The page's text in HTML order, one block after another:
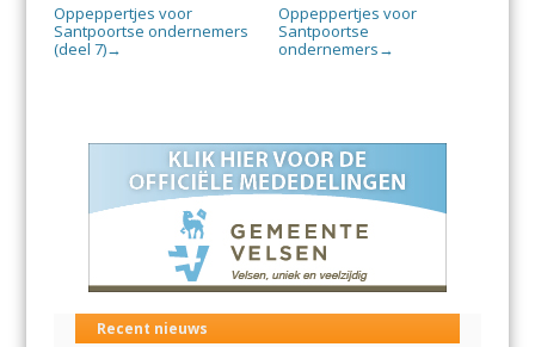
Oppeppertjes voor
Santpoortse ondernemers
(deel 7)→
Oppeppertjes voor
Santpoortse
ondernemers →
Recent nieuws